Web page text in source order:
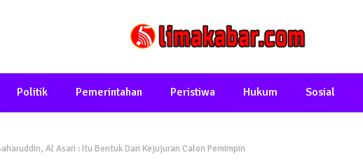
Politik Pemerintahan Peristiwa Hukum Sosial
Al Asari : Itu Bentuk Dari Kejujuran Calon Pemimpin